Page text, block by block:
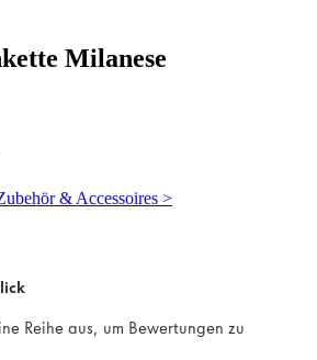
Milanese
& Accessoires >